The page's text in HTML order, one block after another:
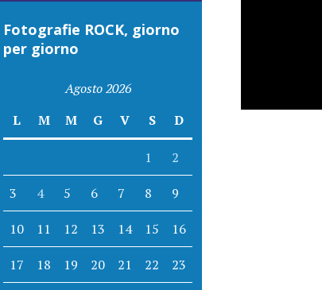
Fotografie ROCK, giorno
per giorno
Agosto 2026
L
M M G V S D
1 2
3 4 5 6 7 8 9
10 11 12 13 14 15 16
17 18 19 20 21 22 23